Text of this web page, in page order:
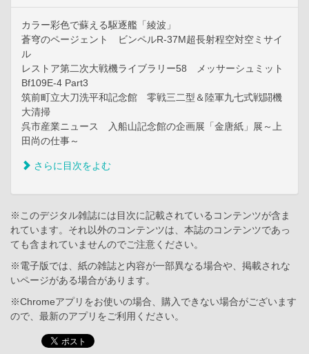
カラー彩色で蘇える駆逐艦「綾波」
蒼穹のページェント ビンペルR-37M超長射程空対空ミサイ
ル
レストア第二次大戦機ライブラリー58 メッサーシュミット
Bf109E-4 Part3
筑前町立大刀洗平和記念館 零戦三二型＆陸軍九七式戦闘機
大清掃
呉市産業ニュース 入船山記念館の企画展「金唐紙」展～上
田尚の仕事～
さらに目次をよむ
※このデジタル雑誌には目次に記載されているコンテンツが含ま
れています。それ以外のコンテンツは、本誌のコンテンツであっ
ても含まれていませんのでご注意ください。
※電子版では、紙の雑誌と内容が一部異なる場合や、掲載されな
いページがある場合があります。
※Chromeアプリをお使いの場合、購入できない場合がございます
ので、最新のアプリをご利用ください。